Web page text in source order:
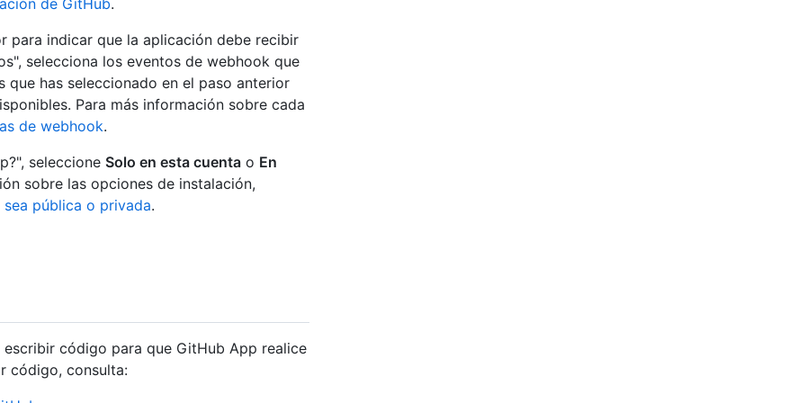
de GitHub.
para indicar que la aplicación debe recibir
selecciona los eventos de webhook que
que has seleccionado en el paso anterior
Para más información sobre cada
de webhook.
seleccione Solo en esta cuenta o En
sobre las opciones de instalación,
pública o privada.
código para que GitHub App realice
código, consulta: